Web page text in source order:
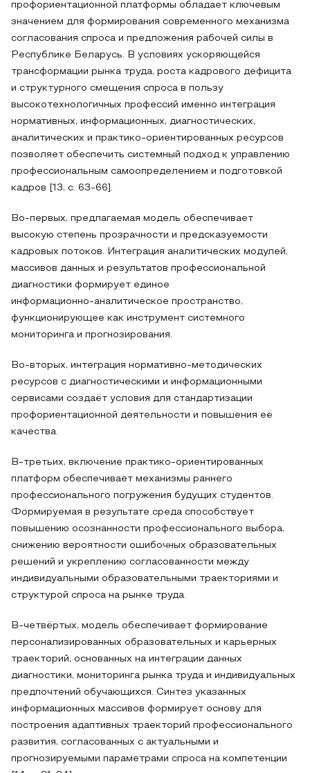
профориентационной платформы обладает ключевым
значением для формирования современного механизма
согласования спроса и предложения рабочей силы в
Республике Беларусь. В условиях ускоряющейся
трансформации рынка труда, роста кадрового дефицита
и структурного смещения спроса в пользу
высокотехнологичных профессий именно интеграция
нормативных, информационных, диагностических,
аналитических и практико‑ориентированных ресурсов
позволяет обеспечить системный подход к управлению
профессиональным самоопределением и подготовкой
кадров [13, с. 63-66].
Во‑первых, предлагаемая модель обеспечивает
высокую степень прозрачности и предсказуемости
кадровых потоков. Интеграция аналитических модулей,
массивов данных и результатов профессиональной
диагностики формирует единое
информационно‑аналитическое пространство,
функционирующее как инструмент системного
мониторинга и прогнозирования.
Во‑вторых, интеграция нормативно‑методических
ресурсов с диагностическими и информационными
сервисами создаёт условия для стандартизации
профориентационной деятельности и повышения её
качества.
В‑третьих, включение практико‑ориентированных
платформ обеспечивает механизмы раннего
профессионального погружения будущих студентов.
Формируемая в результате среда способствует
повышению осознанности профессионального выбора,
снижению вероятности ошибочных образовательных
решений и укреплению согласованности между
индивидуальными образовательными траекториями и
структурой спроса на рынке труда.
В‑четвёртых, модель обеспечивает формирование
персонализированных образовательных и карьерных
траекторий, основанных на интеграции данных
диагностики, мониторинга рынка труда и индивидуальных
предпочтений обучающихся. Синтез указанных
информационных массивов формирует основу для
построения адаптивных траекторий профессионального
развития, согласованных с актуальными и
прогнозируемыми параметрами спроса на компетенции